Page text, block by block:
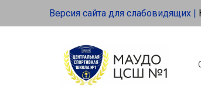
Версия сайта для слабовидящих |